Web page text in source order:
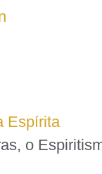
Espírita
o